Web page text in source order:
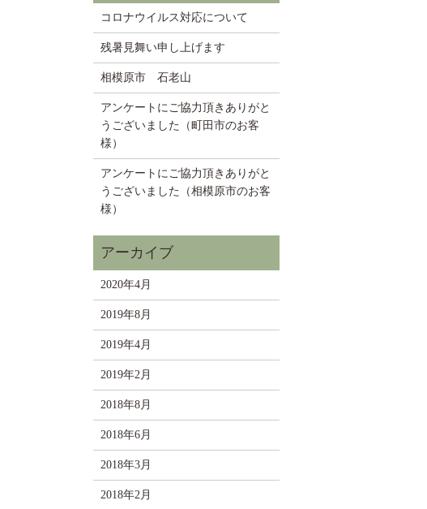
コロナウイルス対応について
残暑見舞い申し上げます
相模原市 石老山
アンケートにご協力頂きありがと
うございました（町田市のお客
様）
アンケートにご協力頂きありがと
うございました（相模原市のお客
様）
2020年4月
2019年8月
2019年4月
2019年2月
2018年8月
2018年6月
2018年3月
2018年2月